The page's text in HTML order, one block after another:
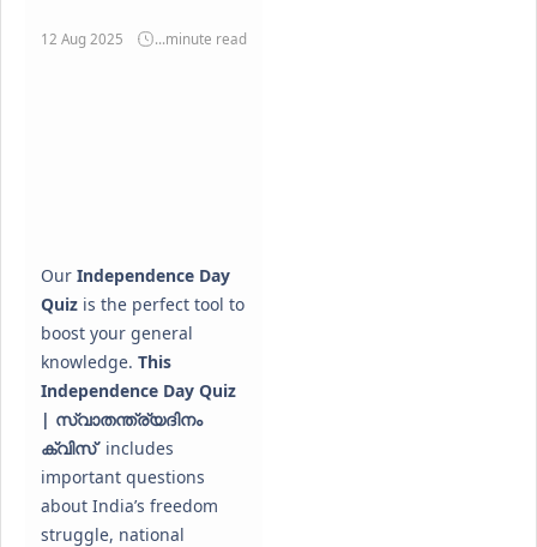
12 Aug 2025 ...minute read
Our Independence Day
Quiz is the perfect tool to
boost your general
knowledge. This
Independence Day Quiz
| സ്വാതന്ത്ര്യദിനം
ക്വിസ് includes
important questions
about India’s freedom
struggle, national